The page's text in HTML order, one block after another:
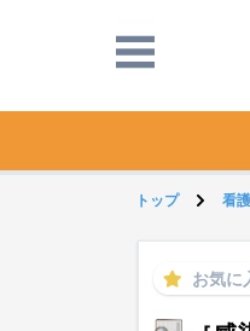
トップ 看
お気に